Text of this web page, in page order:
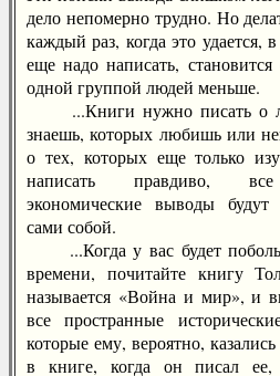
дело непомерно трудно. Но
каждый раз, когда это удается,
еще надо написать,
одной группой людей меньше.
...Книги нужно писать о
знаешь, которых любишь или
о тех, которых еще только
написать правдиво,
экономические выводы будут
сами собой.
...Когда у вас будет
времени, почитайте книгу
называется «Война и мир», и
все пространные
которые ему, вероятно,
в книге, когда он писал ее,